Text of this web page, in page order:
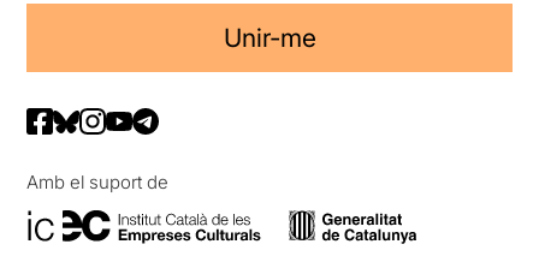
Unir-me
Amb el suport de